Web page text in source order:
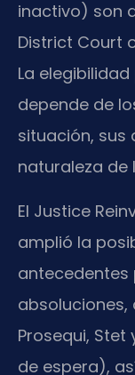
inactivo) son
District Court
La
depende de
situación, sus
naturaleza de
El Justice
amplió la
antecedentes
absoluciones,
Prosequi, Stet
de espera),